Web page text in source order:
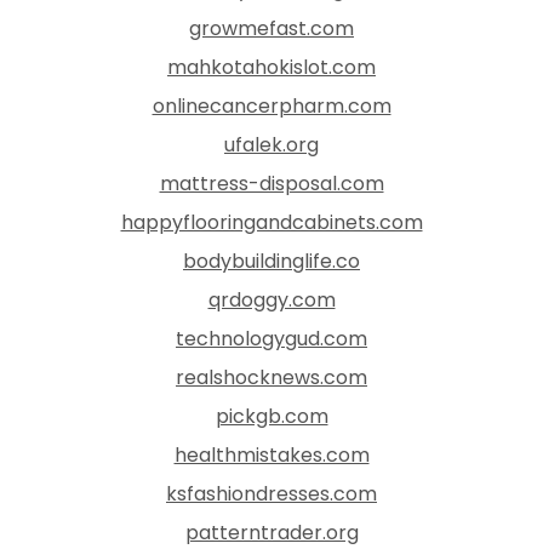
growmefast.com
mahkotahokislot.com
onlinecancerpharm.com
ufalek.org
mattress-disposal.com
happyflooringandcabinets.com
bodybuildinglife.co
qrdoggy.com
technologygud.com
realshocknews.com
pickgb.com
healthmistakes.com
ksfashiondresses.com
patterntrader.org